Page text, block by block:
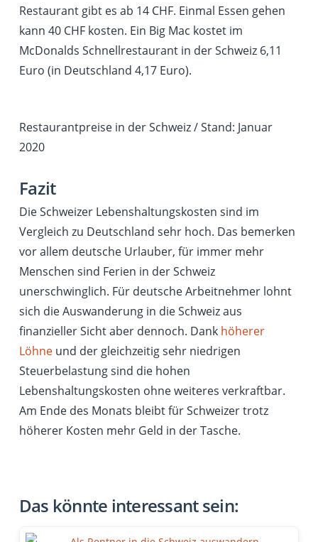
Restaurant gibt es ab 14 CHF. Einmal Essen gehen
kann 40 CHF kosten. Ein Big Mac kostet im
McDonalds Schnellrestaurant in der Schweiz 6,11
Euro (in Deutschland 4,17 Euro).
Restaurantpreise in der Schweiz / Stand: Januar
2020
Fazit
Die Schweizer Lebenshaltungskosten sind im
Vergleich zu Deutschland sehr hoch. Das bemerken
vor allem deutsche Urlauber, für immer mehr
Menschen sind Ferien in der Schweiz
unerschwinglich. Für deutsche Arbeitnehmer lohnt
sich die Auswanderung in die Schweiz aus
finanzieller Sicht aber dennoch. Dank höherer
Löhneund der gleichzeitig sehr niedrigen
Steuerbelastung sind die hohen
Lebenshaltungskosten ohne weiteres verkraftbar.
Am Ende des Monats bleibt für Schweizer trotz
höherer Kosten mehr Geld in der Tasche.
Das könnte interessant sein: